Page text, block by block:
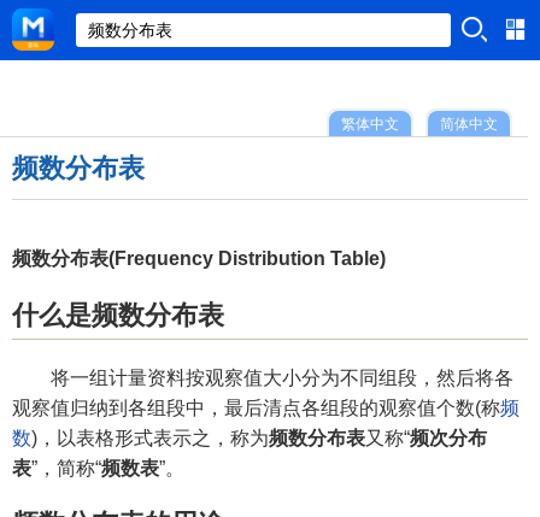
简体中文
繁体中文
频数分布表
频数分布表(Frequency Distribution Table)
什么是频数分布表
将一组计量资料按观察值大小分为不同组段，然后将各
观察值归纳到各组段中，最后清点各组段的观察值个数(称频
数)，以表格形式表示之，称为频数分布表又称“频次分布
表”，简称“频数表”。